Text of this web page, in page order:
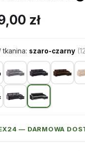
zł
tkanina: szaro-czarny
— DARMOWA